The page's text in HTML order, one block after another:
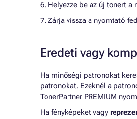
6. Helyezze be az új tonert a
7. Zárja vissza a nyomtató
Eredeti vagy
Ha minőségi patronokat
patronokat. Ezeknél a
TonerPartner PREMIUM
Ha fényképeket vagy